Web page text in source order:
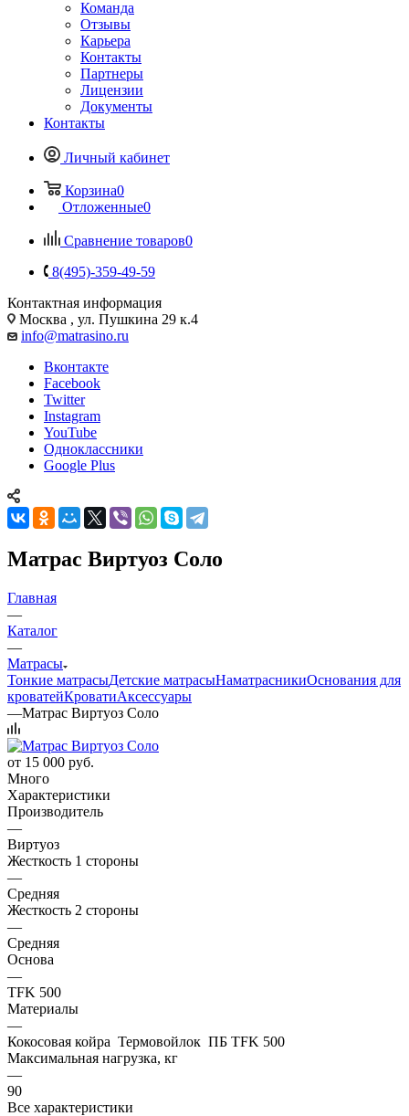
Команда
Отзывы
Карьера
Контакты
Партнеры
Лицензии
Документы
Контакты
Личный кабинет
Корзина0
Отложенные0
Сравнение товаров0
8(495)-359-49-59
Контактная информация
Москва , ул. Пушкина 29 к.4
info@matrasino.ru
Вконтакте
Facebook
Twitter
Instagram
YouTube
Одноклассники
Google Plus
Матрас Виртуоз Соло
Главная
—
Каталог
—
Матрасы
Тонкие матрасыДетские матрасыНаматрасникиОснования для
кроватейКроватиАксессуары
—Матрас Виртуоз Соло
от 15 000 руб.
Много
Характеристики
Производитель
—
Виртуоз
Жесткость 1 стороны
—
Средняя
Жесткость 2 стороны
—
Средняя
Основа
—
TFK 500
Материалы
—
Кокосовая койра Термовойлок ПБ TFK 500
Максимальная нагрузка, кг
—
90
Все характеристики